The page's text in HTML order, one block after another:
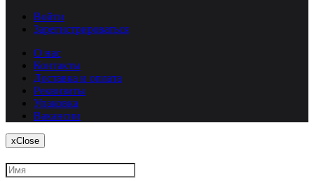
Войти
Зарегистрироваться
О нас
Контакты
Доставка и оплата
Реквизиты
Упаковка
Вакансии
xClose